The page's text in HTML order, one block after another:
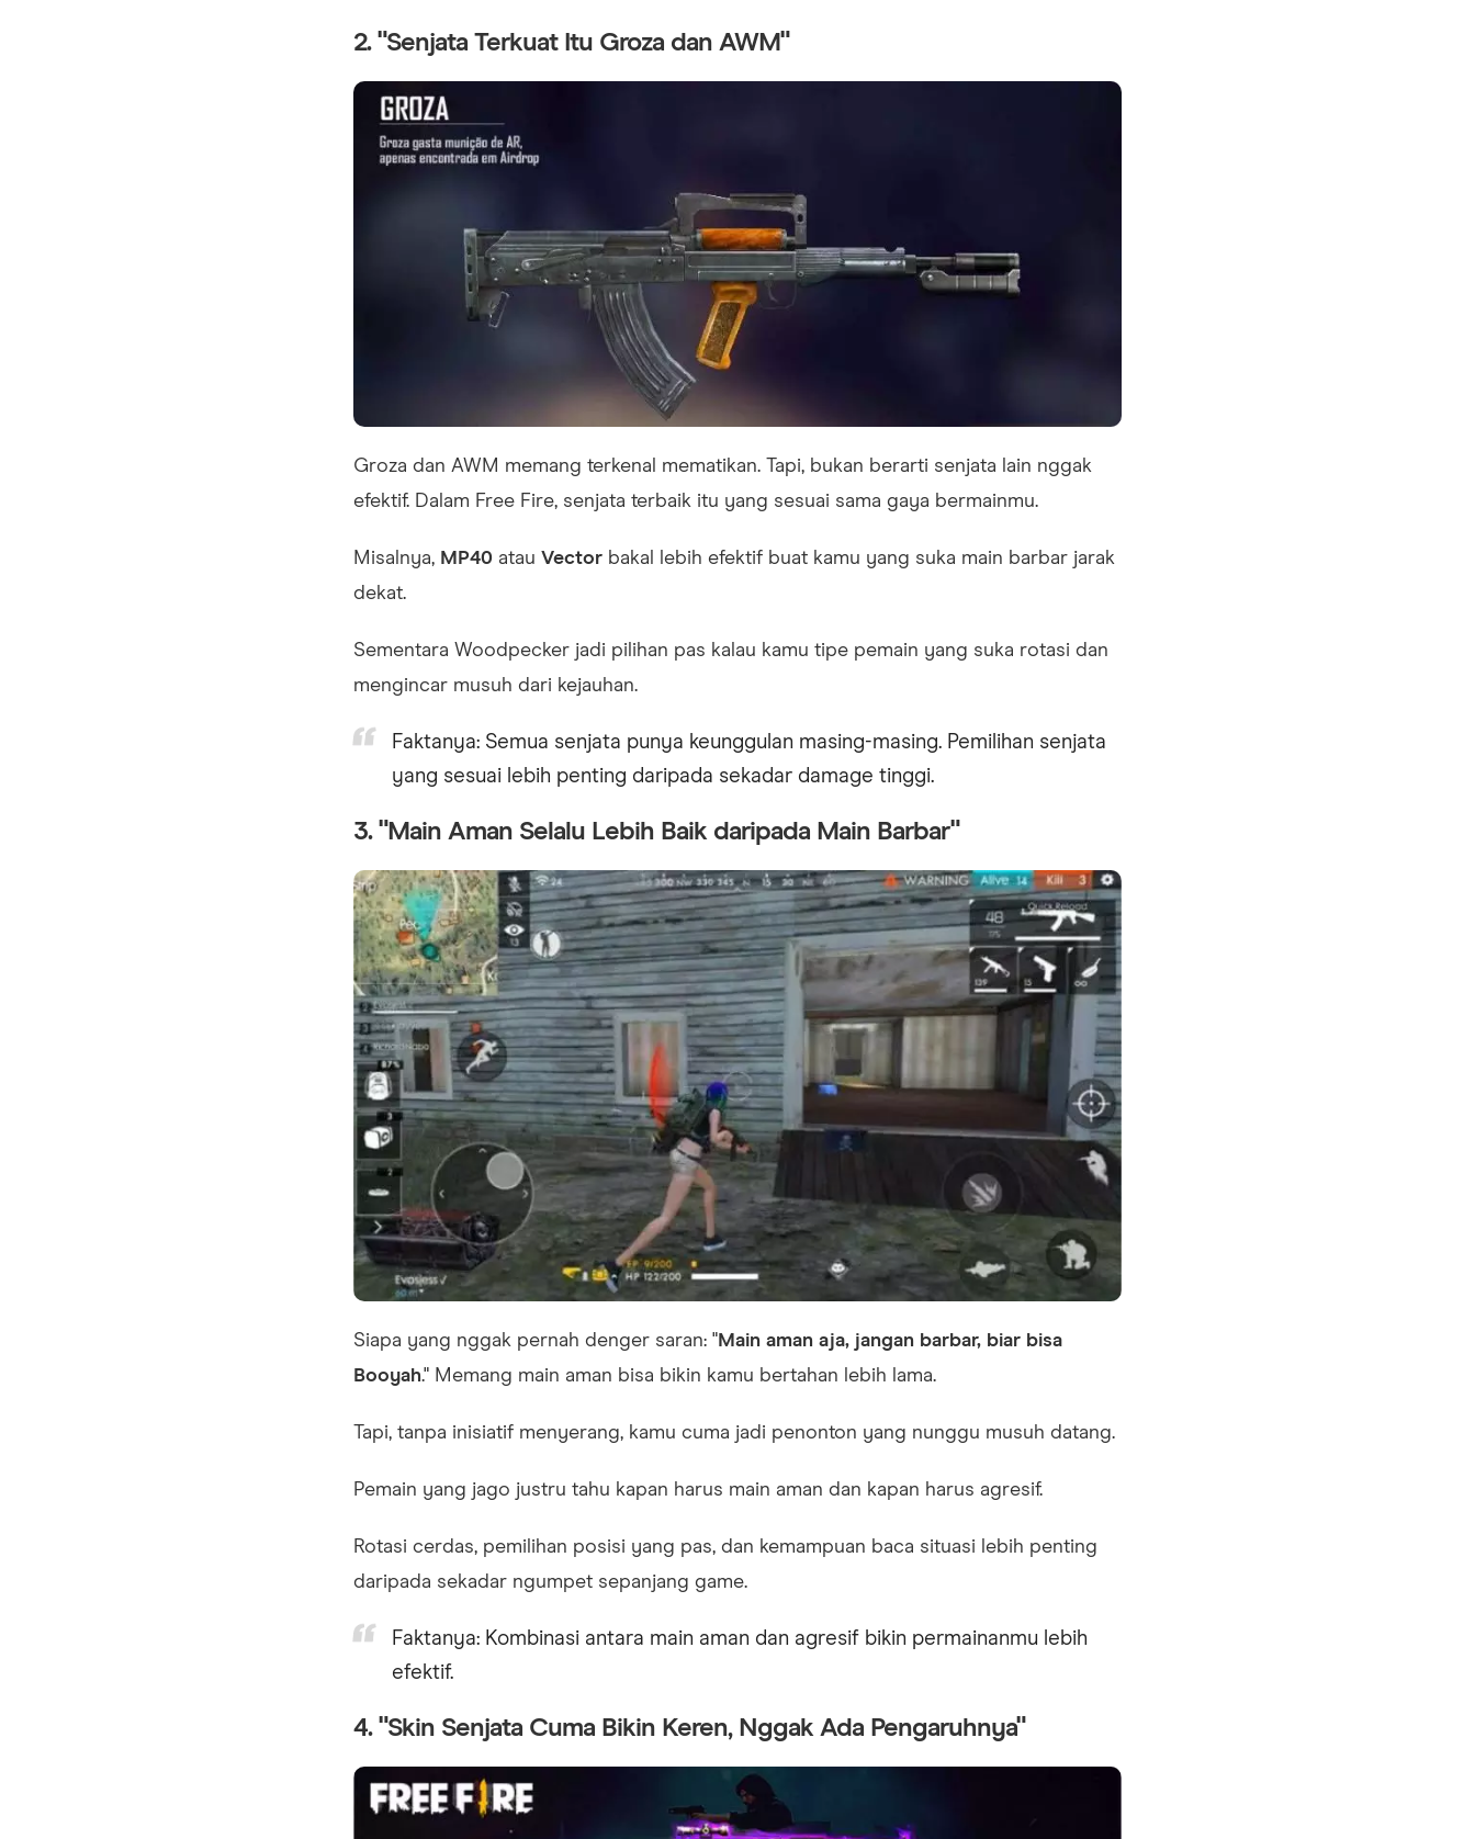
2. "Senjata Terkuat Itu Groza dan AWM"
Groza dan AWM memang terkenal mematikan. Tapi, bukan berarti senjata lain nggak
efektif. Dalam Free Fire, senjata terbaik itu yang sesuai sama gaya bermainmu.
Misalnya, MP40 atau Vector bakal lebih efektif buat kamu yang suka main barbar jarak
dekat.
Sementara Woodpecker jadi pilihan pas kalau kamu tipe pemain yang suka rotasi dan
mengincar musuh dari kejauhan.
Faktanya: Semua senjata punya keunggulan masing-masing. Pemilihan senjata
yang sesuai lebih penting daripada sekadar damage tinggi.
3. "Main Aman Selalu Lebih Baik daripada Main Barbar"
Siapa yang nggak pernah denger saran: "Main aman aja, jangan barbar, biar bisa
Booyah." Memang main aman bisa bikin kamu bertahan lebih lama.
Tapi, tanpa inisiatif menyerang, kamu cuma jadi penonton yang nunggu musuh datang.
Pemain yang jago justru tahu kapan harus main aman dan kapan harus agresif.
Rotasi cerdas, pemilihan posisi yang pas, dan kemampuan baca situasi lebih penting
daripada sekadar ngumpet sepanjang game.
Faktanya: Kombinasi antara main aman dan agresif bikin permainanmu lebih
efektif.
4. "Skin Senjata Cuma Bikin Keren, Nggak Ada Pengaruhnya"